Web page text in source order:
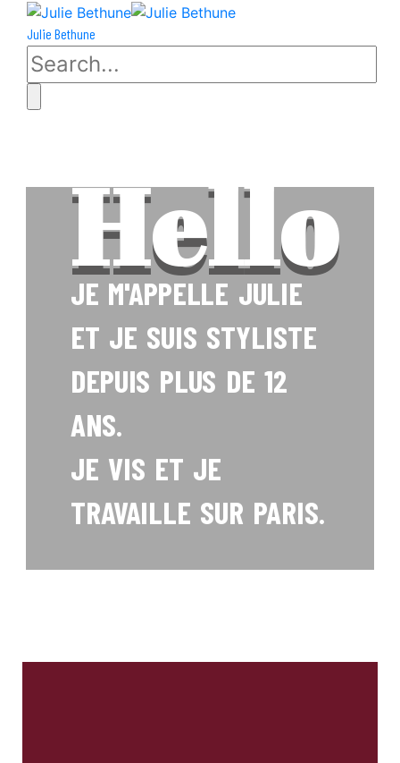
Julie Bethune
Hello
JE M'APPELLE JULIE
ET JE SUIS STYLISTE
DEPUIS PLUS DE 12
ANS.
JE VIS ET JE
TRAVAILLE SUR PARIS.